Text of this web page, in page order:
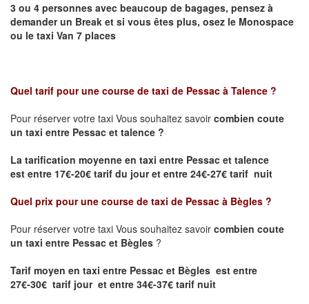
3 ou 4 personnes avec beaucoup de bagages, pensez à
demander un Break et si vous êtes plus, osez le Monospace
ou le taxi Van 7 places
Quel tarif pour une course de taxi de Pessac à Talence ?
Pour réserver votre taxi Vous souhaitez savoir combien coute
un taxi entre Pessac et talence ?
La tarification moyenne en taxi entre Pessac et talence
est entre 17€-20€ tarif du jour et entre 24€-27€ tarif nuit
Quel prix pour une course de taxi de Pessac à Bègles ?
Pour réserver votre taxi Vous souhaitez savoir combien coute
un taxi entre Pessac et Bègles ?
Tarif moyen en taxi entre Pessac et Bègles est entre
27€-30€ tarif jour et entre 34€-37€ tarif nuit